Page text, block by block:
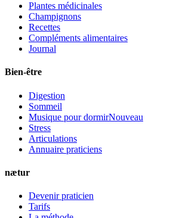
Plantes médicinales
Champignons
Recettes
Compléments alimentaires
Journal
Bien-être
Digestion
Sommeil
Musique pour dormirNouveau
Stress
Articulations
Annuaire praticiens
nætur
Devenir praticien
Tarifs